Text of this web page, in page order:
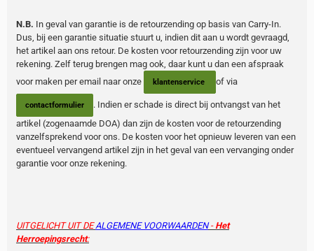
N.B. In geval van garantie is de retourzending op basis van Carry-In.
Dus, bij een garantie situatie stuurt u, indien dit aan u wordt gevraagd,
het artikel aan ons retour. De kosten voor retourzending zijn voor uw
rekening. Zelf terug brengen mag ook, daar kunt u dan een afspraak
voor maken per email naar onze
klantenservice of via
contactformulier
. Indien er schade is direct bij ontvangst van het
artikel (zogenaamde DOA) dan zijn de kosten voor de retourzending
vanzelfsprekend voor ons. De kosten voor het opnieuw leveren van een
eventueel vervangend artikel zijn in het geval van een vervanging onder
garantie voor onze rekening.
UITGELICHT UIT DEALGEMENE VOORWAARDEN- Het
Herroepingsrecht: